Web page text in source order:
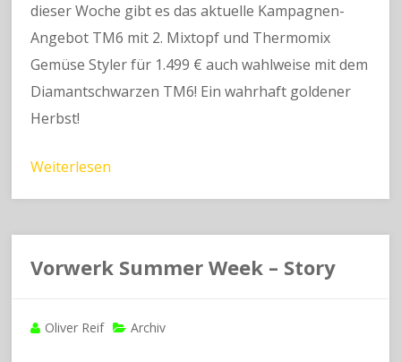
dieser Woche gibt es das aktuelle Kampagnen-
Angebot TM6 mit 2. Mixtopf und Thermomix
Gemüse Styler für 1.499 € auch wahlweise mit dem
Diamantschwarzen TM6! Ein wahrhaft goldener
Herbst!
Weiterlesen
Vorwerk Summer Week – Story
Oliver Reif Archiv